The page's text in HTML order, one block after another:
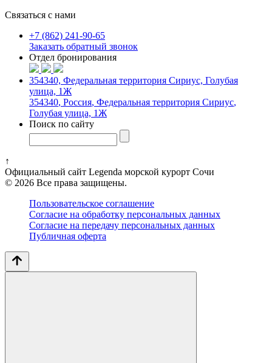
Связаться с нами
+7 (862) 241-90-65
Заказать обратный звонок
Отдел бронирования
354340, Федеральная территория Сириус, Голубая
улица, 1Ж
354340, Россия, Федеральная территория Сириус,
Голубая улица, 1Ж
Поиск по сайту
↑
Официальный сайт Legenda морской курорт Сочи
© 2026 Все права защищены.
Пользовательское соглашение
Согласие на обработку персональных данных
Согласие на передачу персональных данных
Публичная оферта